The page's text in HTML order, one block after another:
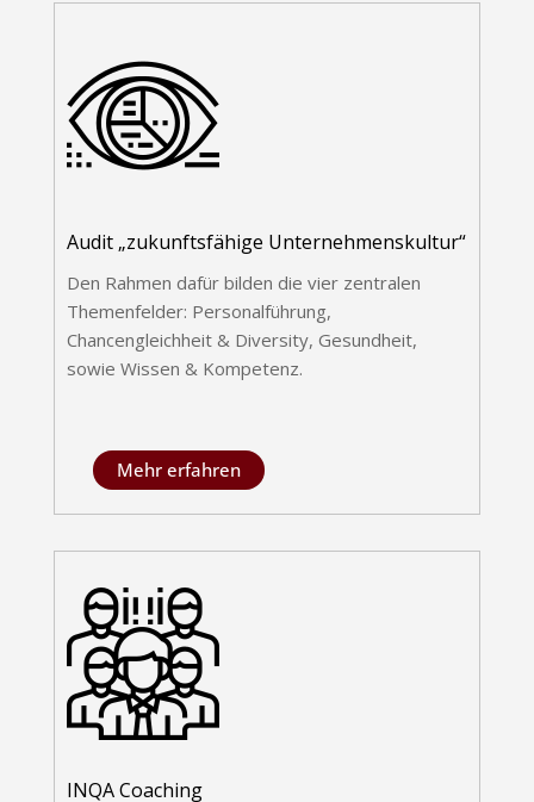
Audit „zukunftsfähige Unternehmenskultur“
Den Rahmen dafür bilden die vier zentralen
Themenfelder: Personalführung,
Chancengleichheit & Diversity, Gesundheit,
sowie Wissen & Kompetenz.
Mehr erfahren
INQA Coaching